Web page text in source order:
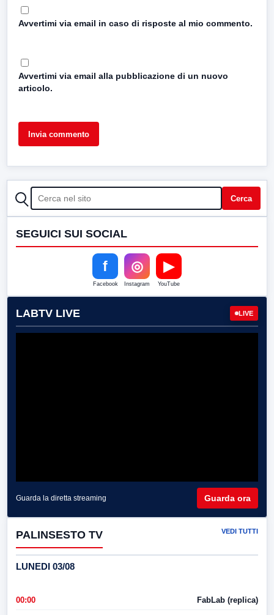
Avvertimi via email in caso di risposte al mio commento.
Avvertimi via email alla pubblicazione di un nuovo
articolo.
CERCA Cerca
SEGUICI SUI SOCIAL
f
Facebook
◎
Instagram
▶
YouTube
LABTV LIVE LIVE
Guarda la diretta streaming Guarda ora
PALINSESTO TV VEDI TUTTI
LUNEDI 03/08
00:00 FabLab (replica)